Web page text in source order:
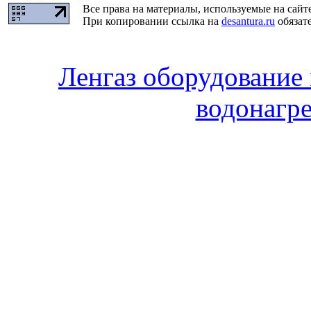
Все права на материалы, используемые на
При копировании ссылка на desantura.ru
Ленгаз